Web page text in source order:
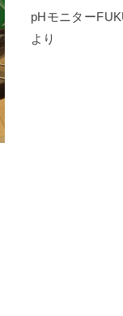
pHモニター
より